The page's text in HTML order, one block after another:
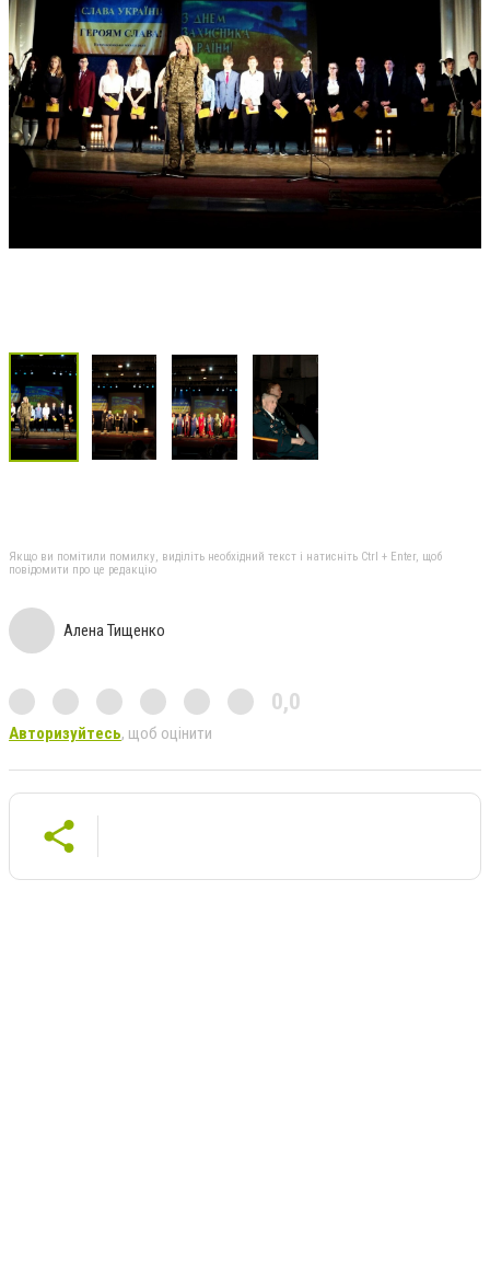
Якщо ви помітили помилку, виділіть необхідний текст і натисніть Ctrl + Enter, щоб
повідомити про це редакцію
Алена Тищенко
0,0
Авторизуйтесь, щоб оцінити